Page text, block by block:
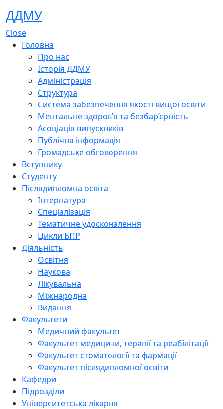
ДДМУ
Close
Головна
Про нас
Історія ДДМУ
Адміністрація
Структура
Система забезпечення якості вищої освіти
Ментальне здоров’я та безбар’єрність
Асоціація випускників
Публічна інформація
Громадське обговорення
Вступнику
Студенту
Післядипломна освіта
Інтернатура
Спеціалізація
Тематичне удосконалення
Цикли БПР
Діяльність
Освітня
Наукова
Лікувальна
Міжнародна
Видання
Факультети
Медичний факультет
Факультет медицини, терапії та реабілітації
Факультет стоматології та фармації
Факультет післядипломної освіти
Кафедри
Підрозділи
Університетська лікарня